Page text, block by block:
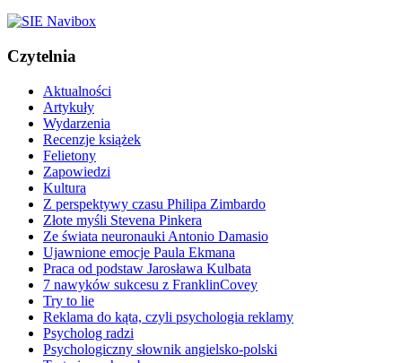
Czytelnia
Aktualności
Artykuły
Wydarzenia
Recenzje książek
Felietony
Zapowiedzi
Kultura
Z perspektywy czasu Philipa Zimbardo
Złote myśli Stevena Pinkera
Ze świata neuronauki Antonio Damasio
Ujawnione emocje Paula Ekmana
Praca od podstaw Jarosława Kulbata
7 nawyków sukcesu z FranklinCovey
Try to lie
Reklama do kąta, czyli psychologia reklamy
Psycholog radzi
Psychologiczny słownik angielsko-polski